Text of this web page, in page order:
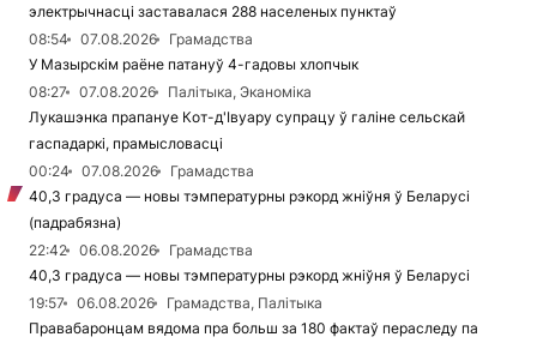
электрычнасці заставалася 288 населеных пунктаў
08:54
07.08.2026
Грамадства
У Мазырскім раёне патануў 4-гадовы хлопчык
08:27
07.08.2026
Палітыка, Эканоміка
Лукашэнка прапануе Кот-д'Івуару супрацу ў галіне сельскай
гаспадаркі, прамысловасці
00:24
07.08.2026
Грамадства
40,3 градуса — новы тэмпературны рэкорд жніўня ў Беларусі
(падрабязна)
22:42
06.08.2026
Грамадства
40,3 градуса — новы тэмпературны рэкорд жніўня ў Беларусі
19:57
06.08.2026
Грамадства, Палітыка
Правабаронцам вядома пра больш за 180 фактаў пераследу па